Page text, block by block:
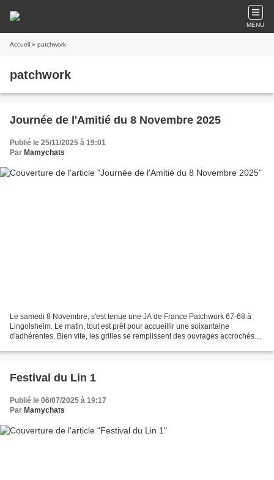
MENU
Accueil » patchwork
patchwork
Journée de l'Amitié du 8 Novembre 2025
Publié le 25/11/2025 à 19:01
Par Mamychats
Le samedi 8 Novembre, s'est tenue une JA de France Patchwork 67-68 à
Lingolsheim. Le matin, tout est prêt pour accueillir une soixantaine
d'adhérentes. Bien vite, les grilles se remplissent des ouvrages accrochés
Festival du Lin 1
Publié le 06/07/2025 à 19:17
Par Mamychats